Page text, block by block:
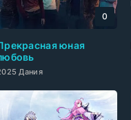
юная
Дания
0